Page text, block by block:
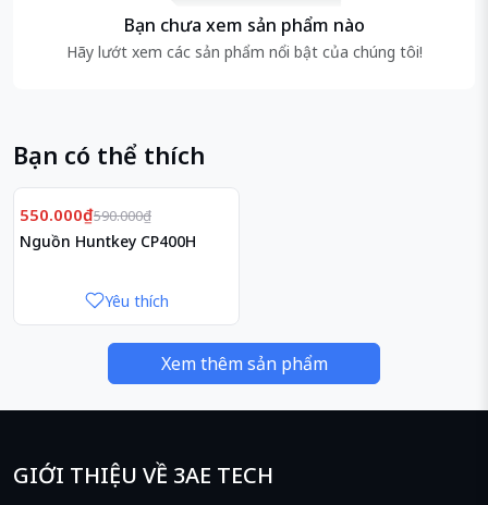
Bạn chưa xem sản phẩm nào
Hãy lướt xem các sản phẩm nổi bật của chúng tôi!
Bạn có thể thích
Giảm7%
550.000₫590.000₫
Nguồn Huntkey CP400H
Yêu thích
Xem thêm sản phẩm
GIỚI THIỆU VỀ 3AE TECH